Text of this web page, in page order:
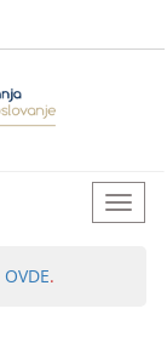
OVDE.